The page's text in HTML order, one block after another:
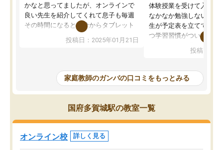
かなと思ってましたが、オンラインで
良い先生を紹介してくれて息子も毎週
その時間になると自分からタブレット
を開いてzoomを繋げるようになりまし
た！5科目なんでもOKなのもとても気
めて1年ほどだった今では平均点以上の
科目が増えてきました！あと1年受験ま
であるので無料の週末教室を使用しな
がら頑張って欲しいと思います！
投稿日：2025年01月21日
体験授業を受けて入塾し
なかなか勉強しない息子
生が予定表を立ててくれ
つ学習習慣がついてきま
指導が無い日も予定表
問できるのでとても助か
投稿日：
家庭教師のガンバの口コミをもっとみる
国府多賀城駅の教室一覧
オンライン校 詳しく見る